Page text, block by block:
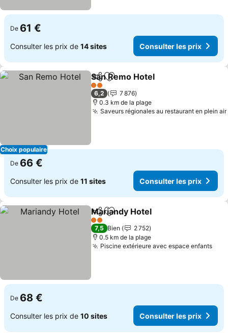
De 61 €
Consulter les prix de 14 sites Consulter les prix
Choix populaire
PartagerAjouter à mes favoris
San Remo Hotel
2 Étoiles
6,2
7 876
0.3 km de la plage
Saveurs régionales au restaurant en plein air
De 66 €
Consulter les prix de 11 sites Consulter les prix
PartagerAjouter à mes favoris
Mariandy Hotel
2 Étoiles
7,5 Bien
2 752
0.5 km de la plage
Piscine extérieure avec espace enfants
De 68 €
Consulter les prix de 10 sites Consulter les prix